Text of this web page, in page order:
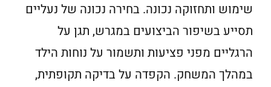
שימוש ותחזוקה נכונה. בחירה נכונה של נעליים
תסייע בשיפור הביצועים במגרש, תגן על
הרגליים מפני פציעות ותשמור על נוחות הילד
במהלך המשחק. הקפדה על בדיקה תקופתית,